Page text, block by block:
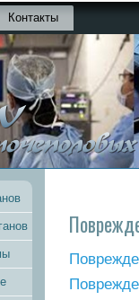
Контакты